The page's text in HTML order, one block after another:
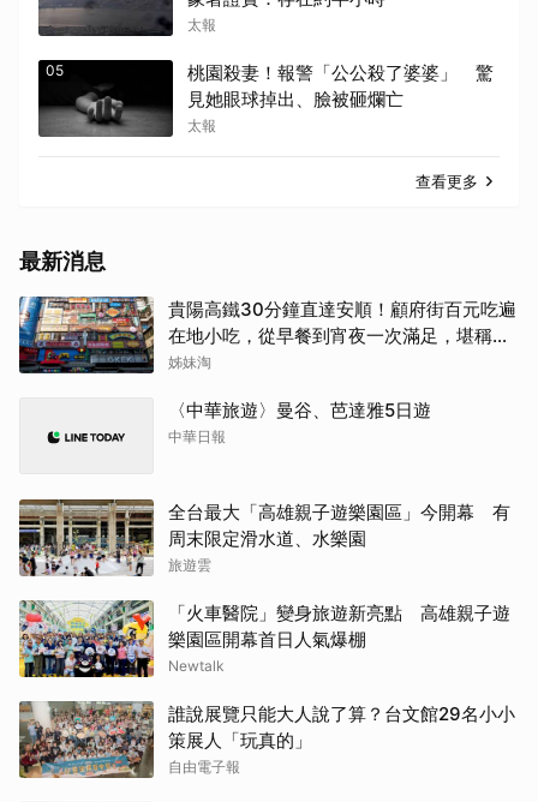
太報
05
桃園殺妻！報警「公公殺了婆婆」 驚
見她眼球掉出、臉被砸爛亡
太報
查看更多
最新消息
貴陽高鐵30分鐘直達安順！顧府街百元吃遍
在地小吃，從早餐到宵夜一次滿足，堪稱貴
州「小吃王國」
姊妹淘
〈中華旅遊〉曼谷、芭達雅5日遊
中華日報
全台最大「高雄親子遊樂園區」今開幕 有
周末限定滑水道、水樂園
旅遊雲
「火車醫院」變身旅遊新亮點 高雄親子遊
樂園區開幕首日人氣爆棚
Newtalk
誰說展覽只能大人說了算？台文館29名小小
策展人「玩真的」
自由電子報